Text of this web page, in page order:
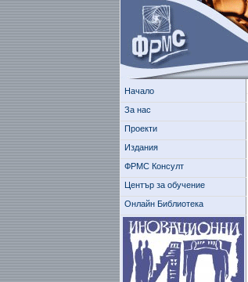
Начало
За нас
Проекти
Издания
ФРМС Консулт
Център за обучение
Онлайн Библиотека